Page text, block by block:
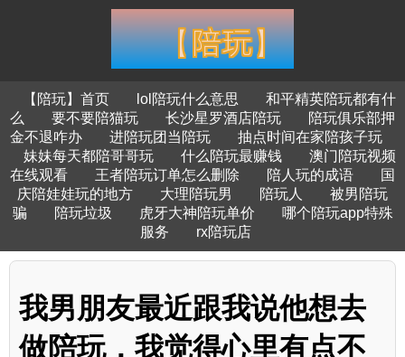
【陪玩】首页 lol陪玩什么意思
和平精英陪玩都有什
么
要不要陪猫玩 长沙星罗酒店陪玩
陪玩俱乐部押
金不退咋办
进陪玩团当陪玩
抽点时间在家陪孩子玩
妹妹每天都陪哥哥玩
什么陪玩最赚钱
澳门陪玩视频
在线观看
王者陪玩订单怎么删除 陪人玩的成语
国
庆陪娃娃玩的地方
大理陪玩男 陪玩人
被男陪玩
骗
陪玩垃圾 虎牙大神陪玩单价
哪个陪玩app特殊
服务
rx陪玩店
我男朋友最近跟我说他想去
做陪玩，我觉得心里有点不